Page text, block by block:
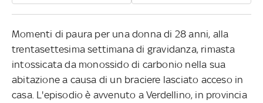
Momenti di paura per una donna di 28 anni, alla
trentasettesima settimana di gravidanza, rimasta
intossicata da monossido di carbonio nella sua
abitazione a causa di un braciere lasciato acceso in
casa. L'episodio è avvenuto a Verdellino, in provincia